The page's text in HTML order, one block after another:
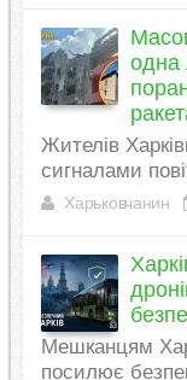
одна
Жителів
сигналами
Харьковчанин
Мешканцям
посилює